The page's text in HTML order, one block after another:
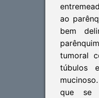
ao
bem
tumoral
túbulos
que se